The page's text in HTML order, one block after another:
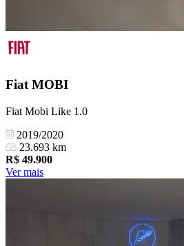
Fiat MOBI
Fiat Mobi Like 1.0
2019/2020
23.693 km
R$ 49.900
Ver mais